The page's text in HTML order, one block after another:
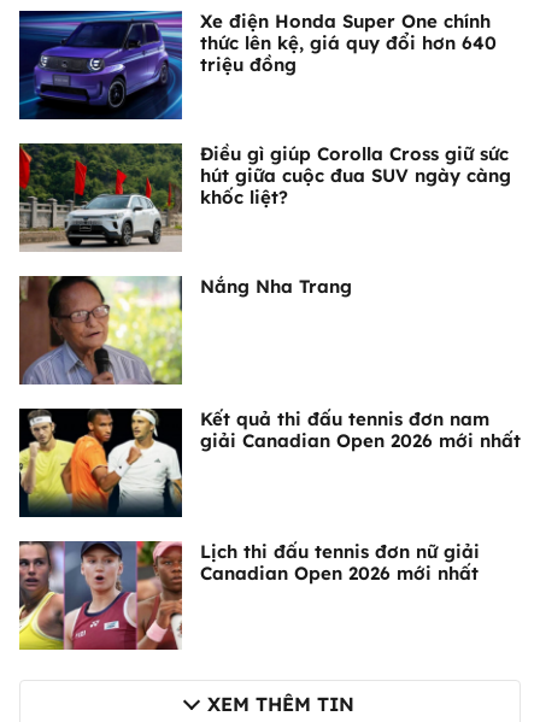
Xe điện Honda Super One chính
thức lên kệ, giá quy đổi hơn 640
triệu đồng
Điều gì giúp Corolla Cross giữ sức
hút giữa cuộc đua SUV ngày càng
khốc liệt?
Nắng Nha Trang
Kết quả thi đấu tennis đơn nam
giải Canadian Open 2026 mới nhất
Lịch thi đấu tennis đơn nữ giải
Canadian Open 2026 mới nhất
XEM THÊM TIN